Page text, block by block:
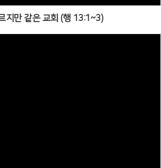
지만 같은 교회 (행 13:1~3)